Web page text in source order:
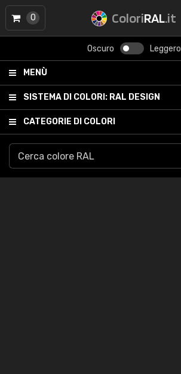
ColoriRAL.it
Oscuro Leggero
MENÙ
SISTEMA DI COLORI: RAL DESIGN
CATEGORIE DI COLORI
0